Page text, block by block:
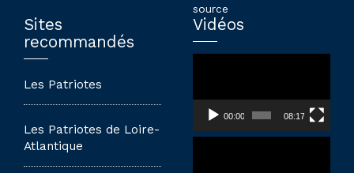
source
Sites
recommandés
Les Patriotes
Les Patriotes de Loire-
Atlantique
Vidéos
00:00 08:17